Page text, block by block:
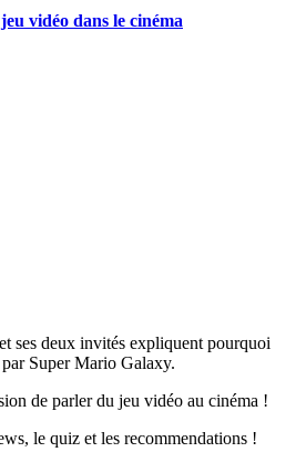
vidéo dans le cinéma
ses deux invités expliquent pourquoi
Super Mario Galaxy.
de parler du jeu vidéo au cinéma !
le quiz et les recommendations !